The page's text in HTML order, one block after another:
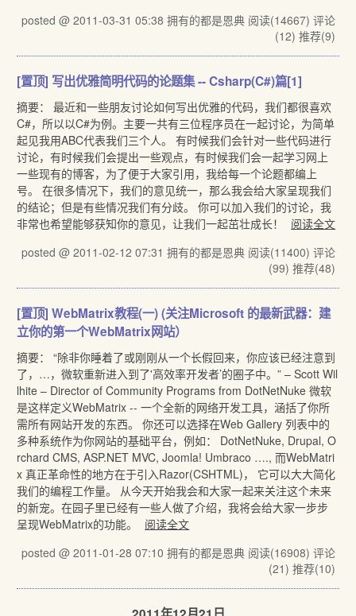
posted @ 2011-03-31 05:38 拥有的都是恩典 阅读(14667) 评论
(12) 推荐(9)
[置顶] 写出优雅简明代码的论题集 -- Csharp(C#)篇[1]
摘要： 最近和一些朋友讨论如何写出优雅的代码，我们都很喜欢
C#，所以以C#为例。主要一共有三位程序员在一起讨论，为简单
起见我用ABC代表我们三个人。 有时候我们会针对一些代码进行
讨论，有时候我们会提出一些观点，有时候我们会一起学习网上
一些现有的博客，为了便于大家引用，我给每一个论题都编上
号。 在很多情况下，我们的意见统一，那么我会给大家呈现我们
的结论；但是有些情况我们有分歧。 你可以加入我们的讨论，我
非常也希望能够获知你的意见，让我们一起茁壮成长！
阅读全文
posted @ 2011-02-12 07:31 拥有的都是恩典 阅读(11400) 评论
(99) 推荐(48)
[置顶] WebMatrix教程(一) (关注Microsoft 的最新武器：建
立你的第一个WebMatrix网站）
摘要： “除非你睡着了或刚刚从一个长假回来，你应该已经注意到
了，…，微软重新进入到了'高效率开发者’的圈子中。” – Scott Wil
lhite – Director of Community Programs from DotNetNuke 微软
是这样定义WebMatrix -- 一个全新的网络开发工具，涵括了你所
需所有网站开发的东西。 你还可以选择在Web Gallery 列表中的
多种系统作为你网站的基础平台，例如： DotNetNuke, Drupal, O
rchard CMS, ASP.NET MVC, Joomla! Umbraco …., 而WebMatri
x 真正革命性的地方在于引入Razor(CSHTML)， 它可以大大简化
我们的编程工作量。 从今天开始我会和大家一起来关注这个未来
的新宠。在园子里已经有一些人做了介绍，我将会给大家一步步
呈现WebMatrix的功能。
阅读全文
posted @ 2011-01-28 07:10 拥有的都是恩典 阅读(16908) 评论
(21) 推荐(10)